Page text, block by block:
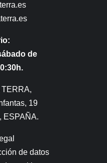
de
19
ESPAÑA.
de datos